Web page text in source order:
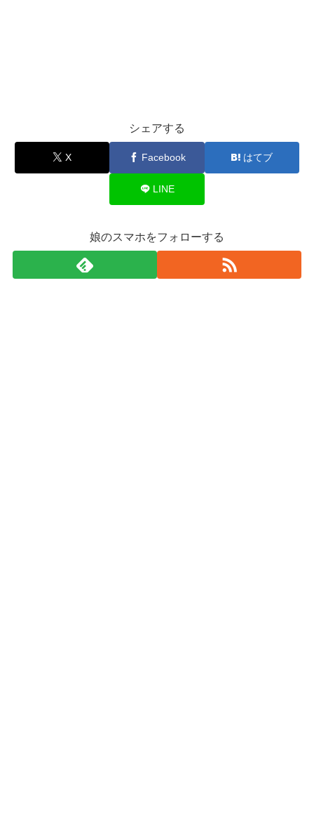
シェアする
X Facebook はてブ
LINE
娘のスマホをフォローする